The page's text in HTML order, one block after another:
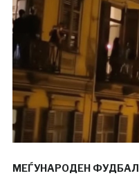
МЕЃУНАРОДЕН ФУДБАЛ